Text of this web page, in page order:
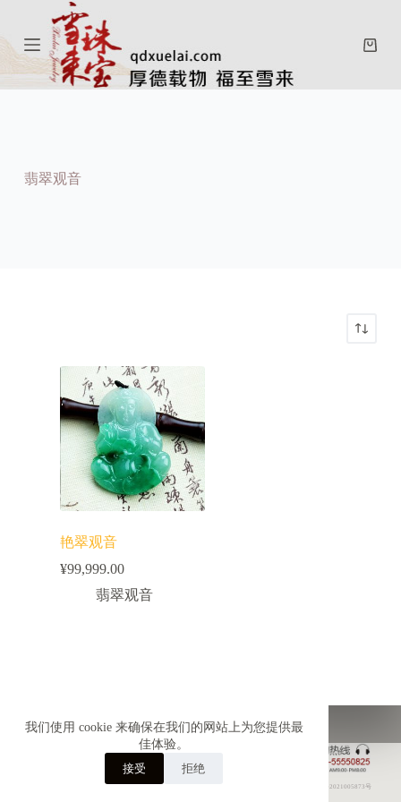
过
内
容
我们使用 cookie 来确保在我们的网站上为您提供最
佳体验。
接受 拒绝
购
翡翠观音
艳翠观音
¥99,999.00
翡翠观音
雪来琥珀
雪来彩宝 联系我们
鲁ICP备2021005873号